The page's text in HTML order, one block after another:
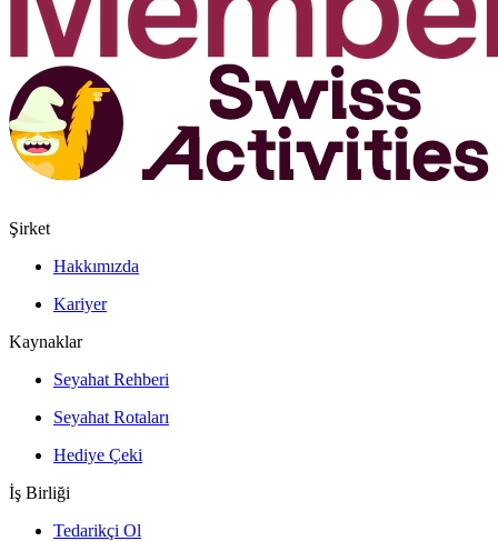
Şirket
Hakkımızda
Kariyer
Kaynaklar
Seyahat Rehberi
Seyahat Rotaları
Hediye Çeki
İş Birliği
Tedarikçi Ol